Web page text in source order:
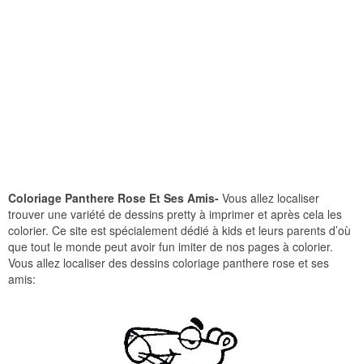
Coloriage Panthere Rose Et Ses Amis- Vous allez localiser
trouver une variété de dessins pretty à imprimer et après cela les
colorier. Ce site est spécialement dédié à kids et leurs parents d’où
que tout le monde peut avoir fun imiter de nos pages à colorier.
Vous allez localiser des dessins coloriage panthere rose et ses
amis: